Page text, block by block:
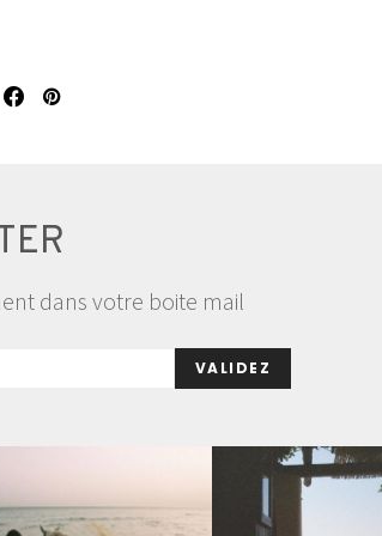
dans votre boite mail
VALIDEZ